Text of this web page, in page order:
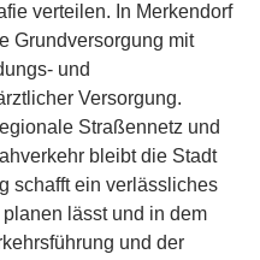
verteilen. In Merkendorf
Grundversorgung mit
und
Versorgung.
Straßennetz und
bleibt die Stadt
schafft ein verlässliches
lässt und in dem
und der